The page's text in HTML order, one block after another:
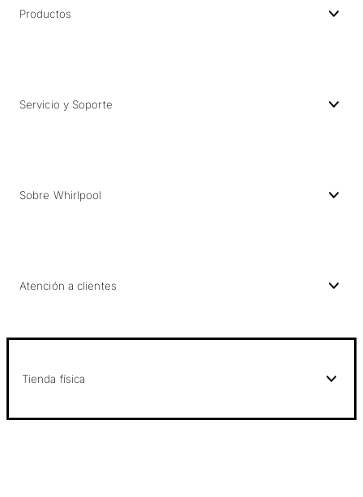
Productos
Servicio y Soporte
Sobre Whirlpool
Atención a clientes
Tienda física